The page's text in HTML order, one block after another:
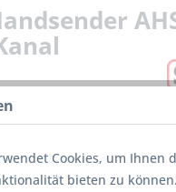
Cookies, um Ihnen
bieten zu